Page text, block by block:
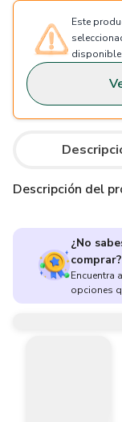
Este
Descripción del
¿No
comprar?
Encuentra
opciones